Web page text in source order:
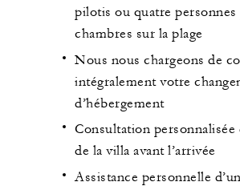
pilotis ou quatre personnes
chambres sur la plage
Nous nous chargeons de
intégralement votre
d’hébergement
Consultation personnalisée
de la villa avant l’arrivée
Assistance personnelle